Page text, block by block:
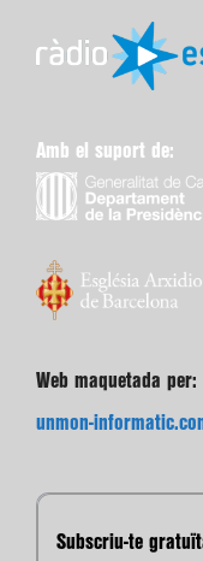
Amb el suport de:
Web maquetada per:
unmon-
Subscriu-te